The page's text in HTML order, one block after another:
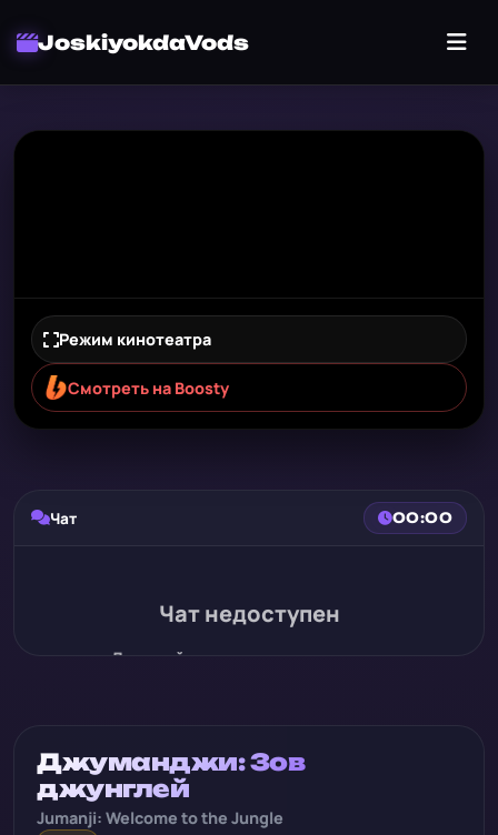
JoskiyokdaVods
Режим кинотеатра
Смотреть на Boosty
Чат 00:00
Чат недоступен
Для этой записи нет истории чата
Джуманджи: Зов
джунглей
Jumanji: Welcome to the Jungle